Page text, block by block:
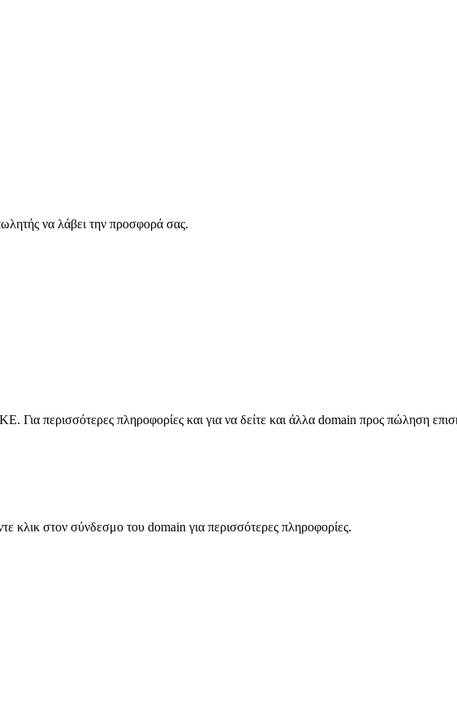
να λάβει την προσφορά σας.
Για περισσότερες πληροφορίες και για να δείτε και άλλα domain προς πώληση
κλικ στον σύνδεσμο του domain για περισσότερες πληροφορίες.